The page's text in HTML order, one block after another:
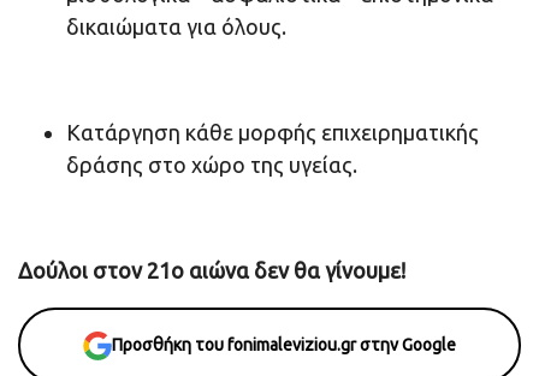
δικαιώματα για όλους.
Κατάργηση κάθε μορφής επιχειρηματικής
δράσης στο χώρο της υγείας.
Δούλοι στον 21ο αιώνα δεν θα γίνουμε!
Προσθήκη του fonimaleviziou.gr στην Google